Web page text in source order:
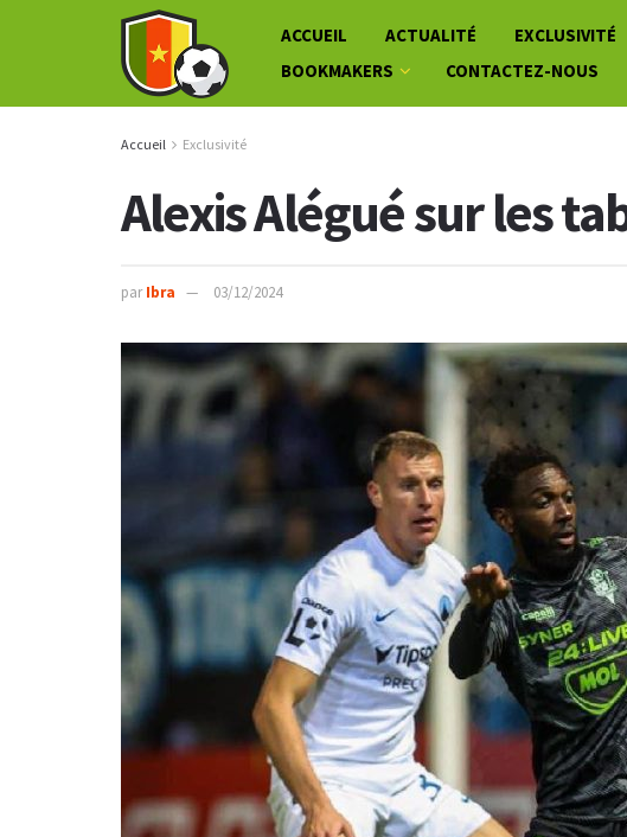
ACCUEIL ACTUALITÉ EXCLUSIVITÉ
BOOKMAKERS
CONTACTEZ-NOUS
Accueil Exclusivité
Alexis Alégué sur les
par Ibra 03/12/2024